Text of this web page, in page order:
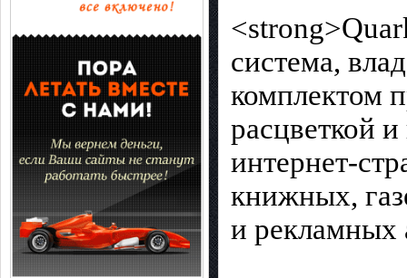
система,
комплектом
расцветкой
интернет-
книжных,
и рекламных